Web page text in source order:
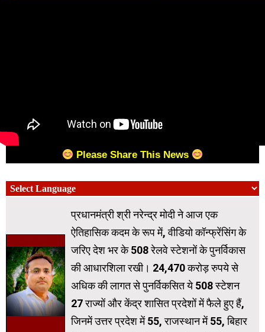
Please Share This News
प्रधानमंत्री श्री नरेन्‍द्र मोदी ने आज एक
ऐतिहासिक कदम के रूप में, वीडियो कॉन्‍फ्रेंसिंग के
जरिए देश भर के 508 रेलवे स्‍टेशनों के पुनर्विकास
की आधारशिला रखी। 24,470 करोड़ रुपये से
अधिक की लागत से पुनर्विकसित ये 508 स्टेशन
27 राज्यों और केंद्र शासित प्रदेशों में फैले हुए हैं,
जिनमें उत्तर प्रदेश में 55, राजस्थान में 55, बिहार